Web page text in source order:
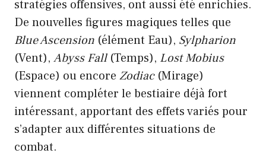
stratégies offensives, ont aussi été enrichies.
De nouvelles figures magiques telles que
Blue Ascension (élément Eau), Sylpharion
(Vent), Abyss Fall(Temps), Lost Mobius
(Espace) ou encore Zodiac(Mirage)
viennent compléter le bestiaire déjà fort
intéressant, apportant des effets variés pour
s’adapter aux différentes situations de
combat.